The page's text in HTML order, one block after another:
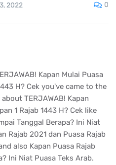
2022 0
Kapan Mulai Puasa
H? Cek you've came to the
TERJAWAB! Kapan
1 Rajab 1443 H? Cek like
Tanggal Berapa? Ini Niat
Rajab 2021 dan Puasa Rajab
also Kapan Puasa Rajab
Ini Niat Puasa Teks Arab.